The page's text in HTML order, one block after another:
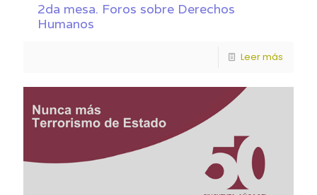
2da mesa. Foros sobre Derechos
Humanos
Leer más